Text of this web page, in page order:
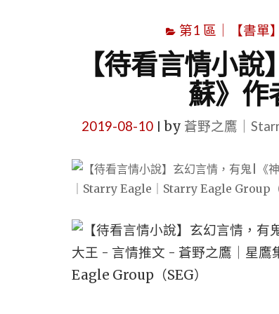
第1 區｜【書單
【待看言情小
蘇》作
2019-08-10 by 蒼野之鷹｜